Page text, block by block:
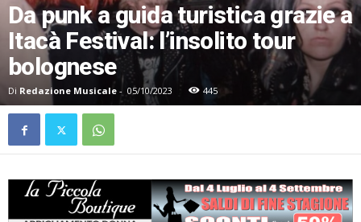
Da punk a guida turistica grazie a
Itacà Festival: l’insolito tour
bolognese
Di Redazione Musicale - 05/10/2023 445